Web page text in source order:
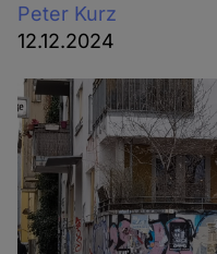
Peter Kurz
12.12.2024